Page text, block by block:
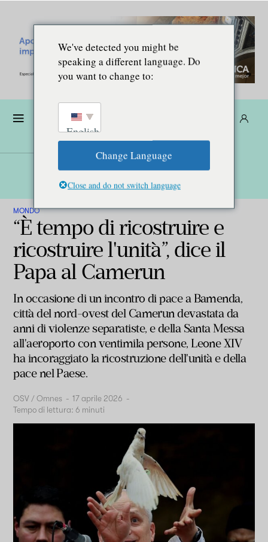
MONDO
“È tempo di ricostruire e
ricostruire l'unità”, dice il
Papa al Camerun
In occasione di un incontro di pace a Bamenda,
città del nord-ovest del Camerun devastata da
anni di violenze separatiste, e della Santa Messa
all'aeroporto con ventimila persone, Leone XIV
ha incoraggiato la ricostruzione dell'unità e della
pace nel Paese.
OSV / Omnes - 17 aprile 2026 -
Tempo di lettura: 6 minuti
We've detected you might be
speaking a different language. Do
you want to change to:
English
Change Language
Close and do not switch language